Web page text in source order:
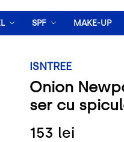
SPF MAKE-UP
ISNTREE
Onion
ser cu
153 lei